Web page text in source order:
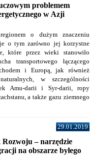
problemem
w Azji
o dużym znaczeniu
o tym zarówno jej korzystne
które przez wieki stanowiło
transportowego łączącego
i Europą, jak również
w szczególności
Amu-darii i Syr-darii, ropy
a także gazu ziemnego
29.01.2019
– narzędzie
na obszarze byłego